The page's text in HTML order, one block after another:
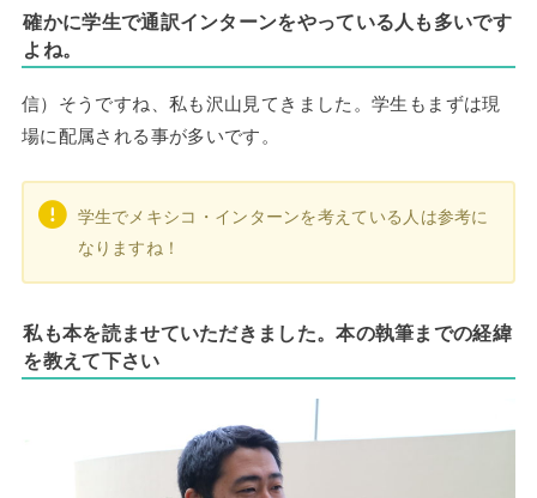
確かに学生で通訳インターンをやっている人も多いです
よね。
信）そうですね、私も沢山見てきました。学生もまずは現
場に配属される事が多いです。
学生でメキシコ・インターンを考えている人は参考に
なりますね！
私も本を読ませていただきました。本の執筆までの経緯
を教えて下さい